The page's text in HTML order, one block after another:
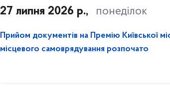
27 липня 2026 р., понеділок
Прийом документів на Премію Київської
місцевого самоврядування розпочато